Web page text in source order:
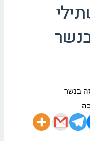
עם 879 שתילי